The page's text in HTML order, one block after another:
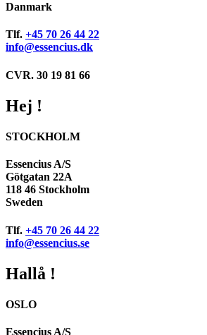
Danmark
Tlf. +45 70 26 44 22
info@essencius.dk
CVR. 30 19 81 66
Hej !
STOCKHOLM
Essencius A/S
Götgatan 22A
118 46 Stockholm
Sweden
Tlf. +45 70 26 44 22
info@essencius.se
Hallå !
OSLO
Essencius A/S